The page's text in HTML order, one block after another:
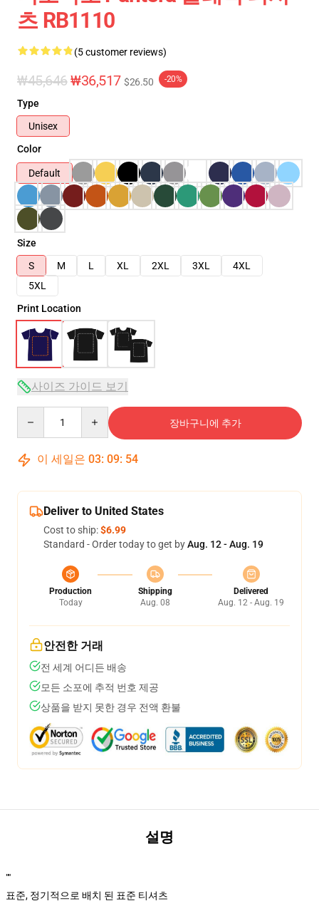
츠 RB1110
(5 customer reviews)
₩45,646₩36,517 $26.50 -20%
Type
Unisex
Color
Default
Size
S
M L XL 2XL 3XL
4XL
5XL
Print Location
사이즈 가이드 보기
장바구니에 추가
이 세일은 03: 09: 53
Deliver to United States
Cost to ship:$6.99
Standard - Order today to get byAug. 12 - Aug. 19
Production
Today
Shipping
Aug. 08
Delivered
Aug. 12 - Aug. 19
안전한 거래
전 세계 어디든 배송
모든 소포에 추적 번호 제공
상품을 받지 못한 경우 전액 환불
설명
""
표준, 정기적으로 배치 된 표준 티셔츠